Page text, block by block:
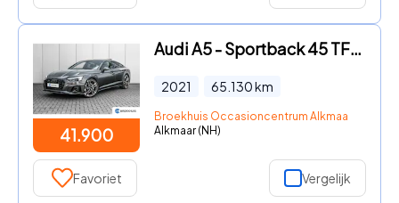
41.900
Audi A5 - Sportback 45 TFSI quattro S edition 265pk DSG/AUTO | Panoram
2021 65.130km
Broekhuis Occasioncentrum Alkmaar
Alkmaar (NH)
Favoriet Vergelijk